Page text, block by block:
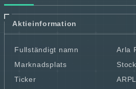
Aktieinformation
Fullständigt namn
Arla
Marknadsplats
Ticker
ARPL